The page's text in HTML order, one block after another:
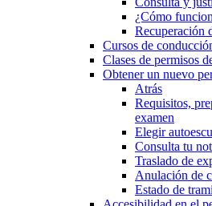
¿Cómo
Recuperación
Cursos de
Clases de permisos
Obtener un nuevo
Atrás
Requisitos,
examen
Elegir
Consulta tu
Traslado de
Anulación de
Estado de